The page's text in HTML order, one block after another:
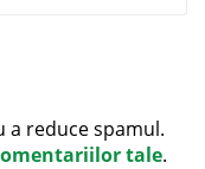
a reduce spamul.
tale.